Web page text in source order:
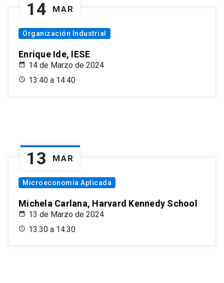
14 MAR
Organización Industrial
Enrique Ide, IESE
14 de Marzo de 2024
13:40 a 14:40
13 MAR
Microeconomía Aplicada
Michela Carlana, Harvard Kennedy School
13 de Marzo de 2024
13:30 a 14:30